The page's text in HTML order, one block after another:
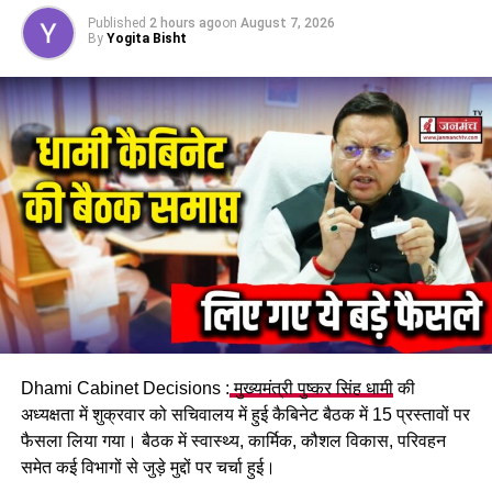
Published 2 hours agoon August 7, 2026
By Yogita Bisht
Dhami Cabinet Decisions : मुख्यमंत्री पुष्कर सिंह धामीकी
अध्यक्षता में शुक्रवार को सचिवालय में हुई कैबिनेट बैठक में 15 प्रस्तावों पर
फैसला लिया गया। बैठक में स्वास्थ्य, कार्मिक, कौशल विकास, परिवहन
समेत कई विभागों से जुड़े मुद्दों पर चर्चा हुई।